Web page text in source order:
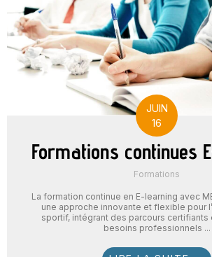
JUIN
16
Formations continues
Formations
La formation continue en E-learning avec
une approche innovante et flexible pour
sportif, intégrant des parcours certifiants
besoins professionnels ...